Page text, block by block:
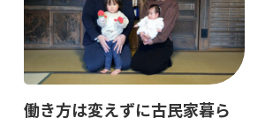
働き方は変えずに古民家暮ら